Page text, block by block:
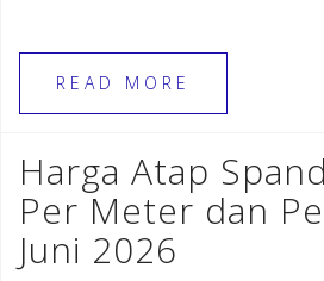
c
e
b
o
o
k
e
gr
a
m
te
e
st
READ MORE
Harga Atap
Per Meter dan
Juni 2026